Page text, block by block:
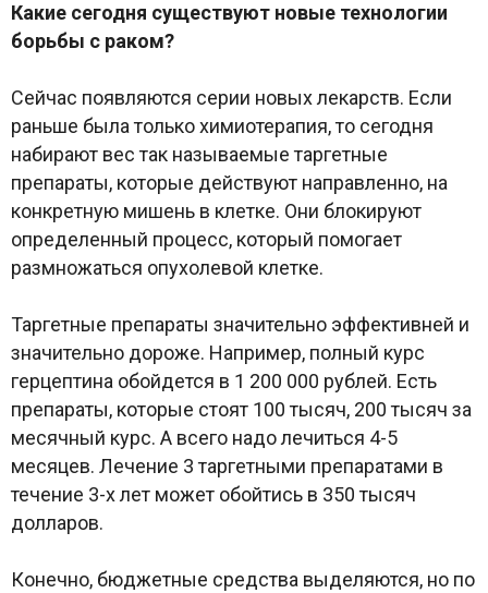
Какие сегодня существуют новые технологии
борьбы с раком?
Сейчас появляются серии новых лекарств. Если
раньше была только химиотерапия, то сегодня
набирают вес так называемые таргетные
препараты, которые действуют направленно, на
конкретную мишень в клетке. Они блокируют
определенный процесс, который помогает
размножаться опухолевой клетке.
Таргетные препараты значительно эффективней и
значительно дороже. Например, полный курс
герцептина обойдется в 1 200 000 рублей. Есть
препараты, которые стоят 100 тысяч, 200 тысяч за
месячный курс. А всего надо лечиться 4-5
месяцев. Лечение 3 таргетными препаратами в
течение 3-х лет может обойтись в 350 тысяч
долларов.
Конечно, бюджетные средства выделяются, но по